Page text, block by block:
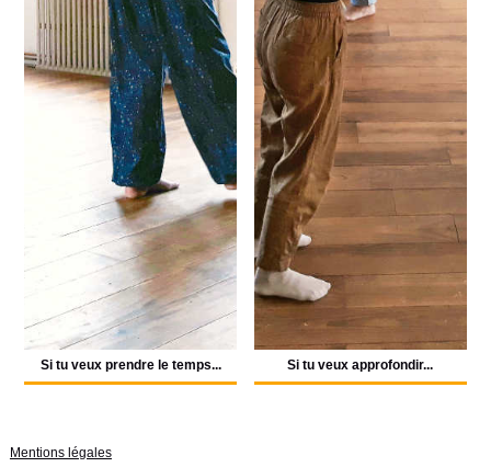
Si tu veux prendre le temps... Si tu veux approfondir...
Mentions légales